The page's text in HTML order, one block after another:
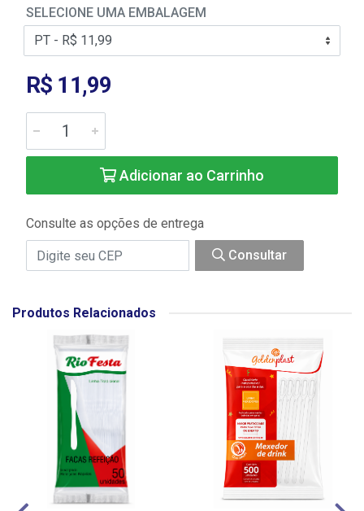
SELECIONE UMA EMBALAGEM
R$ 11,99
Adicionar ao Carrinho
Consulte as opções de entrega
Consultar
Produtos Relacionados